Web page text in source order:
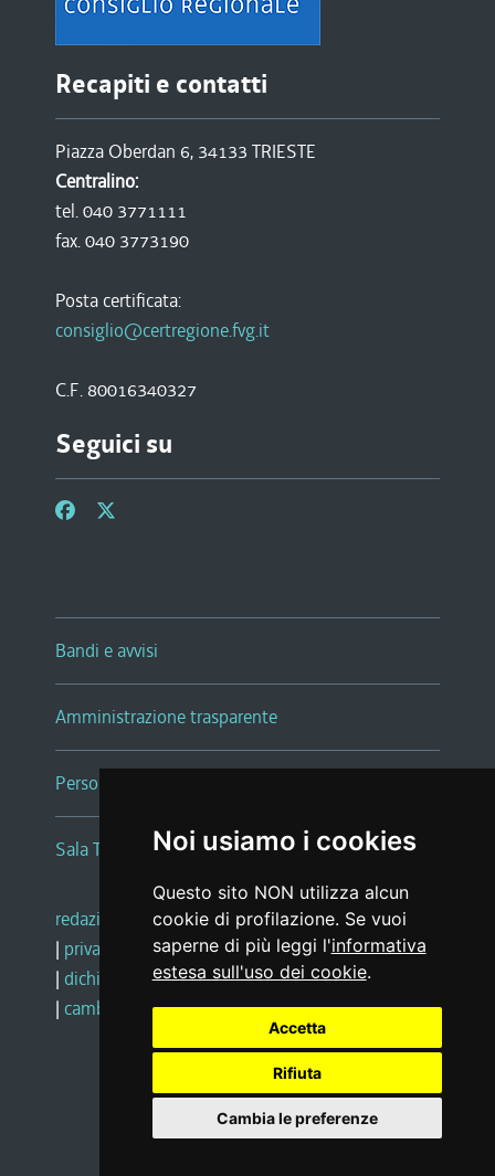
Noi usiamo i cookies
Questo sito NON utilizza alcun
cookie di profilazione. Se vuoi
saperne di più leggi l'informativa
estesa sull'uso dei cookie.
Accetta
Rifiuta
Cambia le preferenze
Recapiti e contatti
Piazza Oberdan 6, 34133 TRIESTE
Centralino:
tel. 040 3771111
fax. 040 3773190
Posta certificata:
consiglio@certregione.fvg.it
C.F. 80016340327
Seguici su
Bandi e avvisi
Amministrazione trasparente
Persone e Uffici
Sala Tiziano Tessitori
redazione web |note legali |glossario
| privacy
social media policy
| dichiarazione di accessibilità |feedback
| cambio preferenze cookie
Realizzato da